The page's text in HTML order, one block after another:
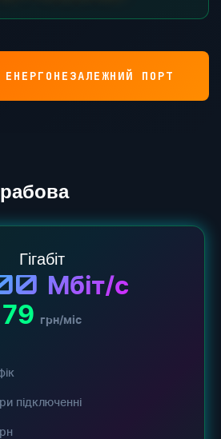
ПОРТ
Гігабіт
Мбіт/с
79 грн/міс
підключенні